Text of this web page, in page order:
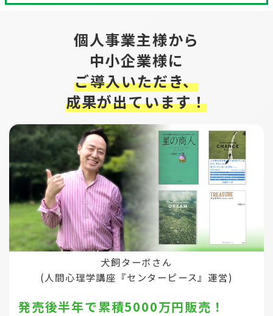
個人事業主様から
中小企業様に
ご導入いただき、
成果が出ています！
犬飼ターボさん
(人間心理学講座『センターピース』運営)
発売後半年で累積5000万円販売！